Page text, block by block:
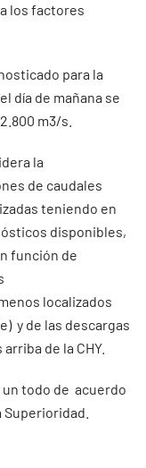
los factores
para la
día de mañana se
m3/s.
la
de caudales
teniendo en
disponibles,
función de
localizados
y de las descargas
de la CHY.
un todo de acuerdo